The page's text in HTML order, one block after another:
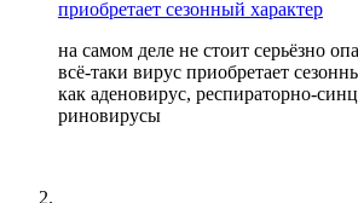
приобретает сезонный характер
на самом деле не стоит серьёзно
всё-таки вирус приобретает
как аденовирус, респираторно-
риновирусы